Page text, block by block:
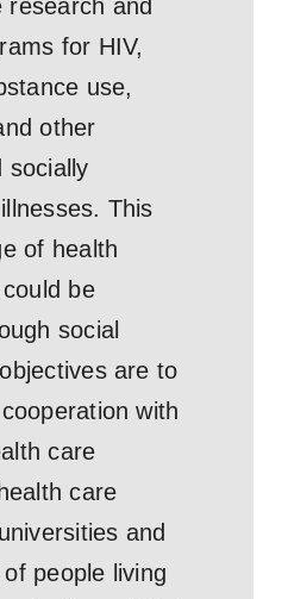
research and
for HIV,
use,
other
socially
This
of health
be
social
are to
with
care
care
and
people living